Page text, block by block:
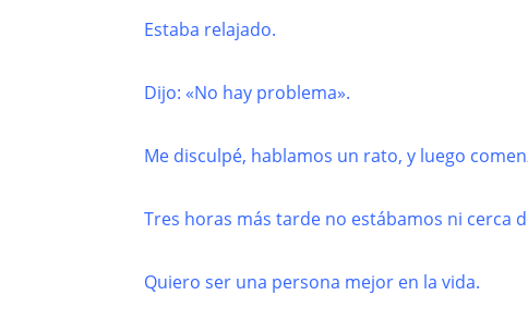
Estaba relajado.
Dijo: «No hay problema».
Me disculpé, hablamos un rato, y luego
Tres horas más tarde no estábamos ni cerca
Quiero ser una persona mejor en la vida.